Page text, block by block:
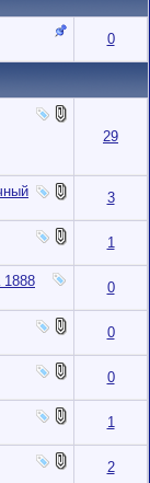
0
29
3
1
0
0
0
1
2